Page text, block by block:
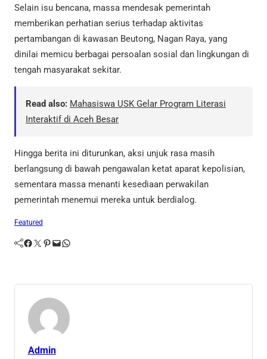
Selain isu bencana, massa mendesak pemerintah
memberikan perhatian serius terhadap aktivitas
pertambangan di kawasan Beutong, Nagan Raya, yang
dinilai memicu berbagai persoalan sosial dan lingkungan di
tengah masyarakat sekitar.
Read also: Mahasiswa USK Gelar Program Literasi
Interaktif di Aceh Besar
Hingga berita ini diturunkan, aksi unjuk rasa masih
berlangsung di bawah pengawalan ketat aparat kepolisian,
sementara massa menanti kesediaan perwakilan
pemerintah menemui mereka untuk berdialog.
Featured
Facebook Twitter Pinterest Mail WhatsApp
Admin